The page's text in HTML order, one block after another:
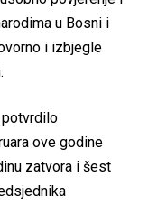
u Bosni i
i izbjegle
potvrdilo
ove godine
zatvora i šest